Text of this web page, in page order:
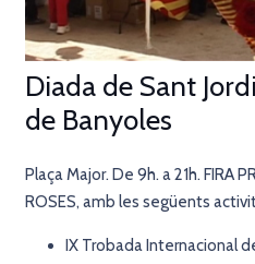
Diada de Sant
de Banyoles
Plaça Major. De 9h. a 21h. FIRA
ROSES, amb les següents
IX Trobada Internacional